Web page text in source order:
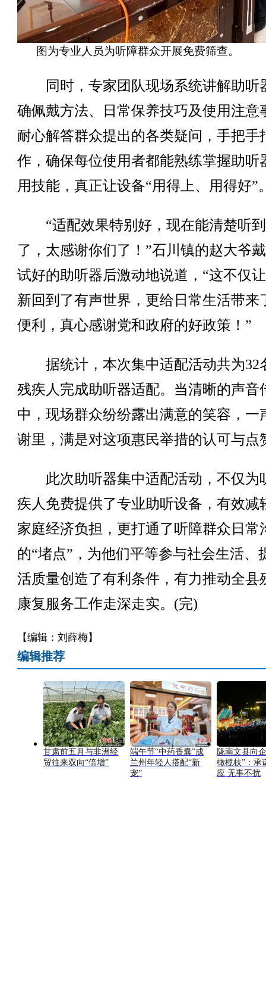
图为专业人员为听障群众开展免费筛查。
同时，专家团队现场系统讲解助听
确佩戴方法、日常保养技巧及使用注意
耐心解答群众提出的各类疑问，手把手
作，确保每位使用者都能熟练掌握助听
用技能，真正让设备“用得上、用得好”
“适配效果特别好，现在能清楚听
了，太感谢你们了！”石川镇的赵大爷
试好的助听器后激动地说道，“这不仅
新回到了有声世界，更给日常生活带来
便利，真心感谢党和政府的好政策！”
据统计，本次集中适配活动共为32
残疾人完成助听器适配。当清晰的声音
中，现场群众纷纷露出满意的笑容，一
谢里，满是对这项惠民举措的认可与点
此次助听器集中适配活动，不仅为
疾人免费提供了专业助听设备，有效减
家庭经济负担，更打通了听障群众日常
的“堵点”，为他们平等参与社会生活、
活质量创造了有利条件，有力推动全县
康复服务工作走深走实。(完)
【编辑：刘薛梅】
编辑推荐
甘肃前五月与非洲经
贸往来双向“倍增”
端午节“中药香囊”成
兰州年轻人搭配“新
宠”
陇南文县向
橄榄枝”：承
应 无事不扰